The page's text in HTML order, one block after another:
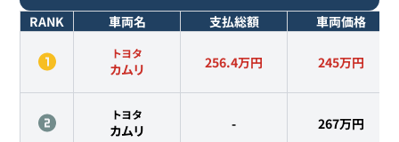
RANK 車両名 支払総額 車両価格
トヨタ
カムリ 256.4万円 245万円
トヨタ
カムリ - 267万円